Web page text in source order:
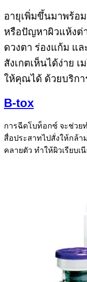
อายุเพิ่มขึ้นมาพร้อ
หรือปัญหาผิวแห้งต่
ดวงตา ร่องแก้ม แ
สังเกตเห็นได้ง่าย
ให้คุณได้ ด้วยบริก
B-tox
การฉีดโบท็อกซ์ จะช่วย
สื่อประสาทไปสั่งให้กล้า
คลายตัว ทำให้ผิวเรียบเ